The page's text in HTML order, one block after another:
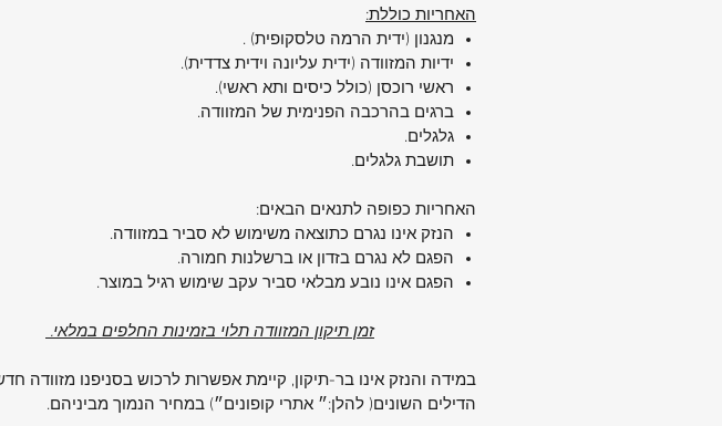
אחריות:5 שנים בינלאומית
יתרונות בולטים 🌟
שילוב אופטימלי של משקל קל עם חוזק מבני
תא קדמי מרופד לנגישות מהירה למחשב
וטאבלט
רוכסן מוגן המעניק אטימות משופרת
בטנה נשלפת לניקוי קל
עיצוב יוקרתי עם חלוקה פנימית חכמה
מושלם לנסיעות עסקים 🚀
קומפקטי, בטוח, שקט, ומותאם לצרכים
סיכום:
אם אתם מחפשים מזוודה עסקית שמשלבת עיצוב
האחריות כוללת:
מנגנון (ידית הרמה טלסקופית) .
ידיות המזוודה (ידית עליונה וידית צדדית).
ראשי רוכסן (כולל כיסים ותא ראשי).
ברגים בהרכבה הפנימית של המזוודה.
גלגלים.
תושבת גלגלים.
האחריות כפופה לתנאים הבאים:
הנזק אינו נגרם כתוצאה משימוש לא סביר במזוודה.
הפגם לא נגרם בזדון או ברשלנות חמורה.
הפגם אינו נובע מבלאי סביר עקב שימוש רגיל במוצר.
זמן תיקון המזוודה תלוי בזמינות החלפים במלאי.
במידה והנזק אינו בר-תיקון, קיימת אפשרות לרכוש בסניפנו מזוודה
הדילים השונים( להלן:״ אתרי קופונים״) במחיר הנמוך מביניהם.